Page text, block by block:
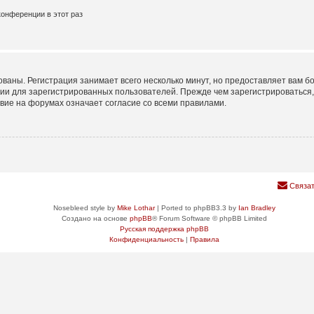
в этот раз
Регистрация занимает всего несколько минут, но предоставляет
для зарегистрированных пользователей. Прежде чем
на форумах означает согласие со всеми правилами.
Nosebleed style by Mike Lothar| Ported to phpBB3.3 by Ian Bradley
Создано на основе phpBB® Forum Software © phpBB Limited
Русская поддержка phpBB
Конфиденциальность| Правила